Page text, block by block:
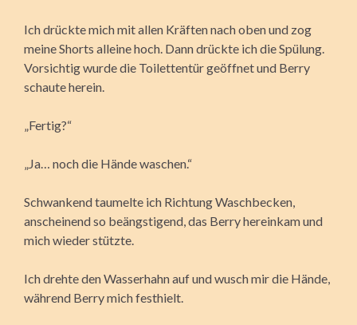
Ich drückte mich mit allen Kräften nach oben und zog
meine Shorts alleine hoch. Dann drückte ich die Spülung.
Vorsichtig wurde die Toilettentür geöffnet und Berry
schaute herein.
„Fertig?“
„Ja… noch die Hände waschen.“
Schwankend taumelte ich Richtung Waschbecken,
anscheinend so beängstigend, das Berry hereinkam und
mich wieder stützte.
Ich drehte den Wasserhahn auf und wusch mir die Hände,
während Berry mich festhielt.